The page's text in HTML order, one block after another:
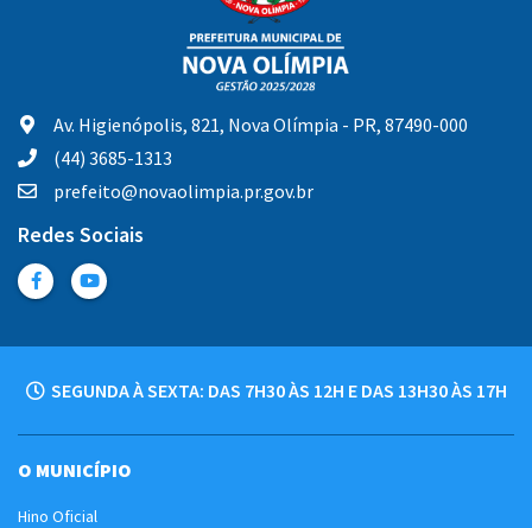
Av. Higienópolis, 821, Nova Olímpia - PR, 87490-000
(44) 3685-1313
prefeito@novaolimpia.pr.gov.br
Redes Sociais
SEGUNDA À SEXTA: DAS 7H30 ÀS 12H E DAS 13H30 ÀS 17H
O MUNICÍPIO
Hino Oficial